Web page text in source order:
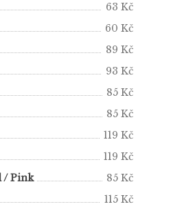
63 Kč
60 Kč
89 Kč
93 Kč
85 Kč
85 Kč
119 Kč
119 Kč
/ Pink
85 Kč
115 Kč